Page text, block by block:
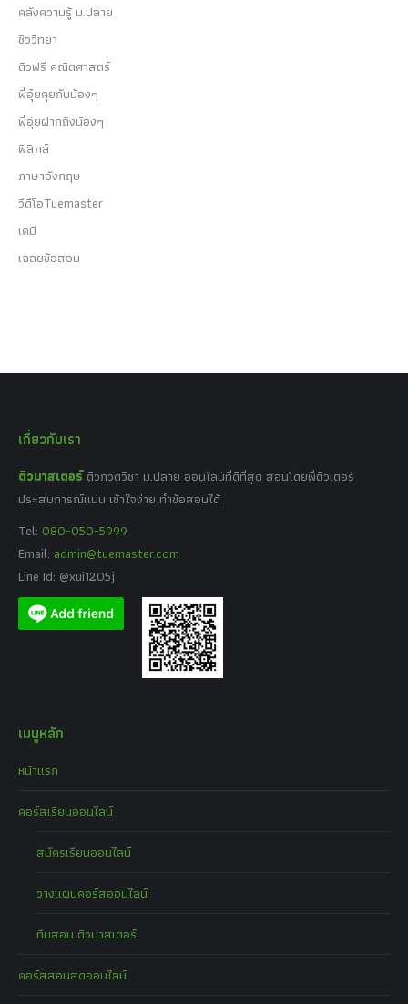
คลังความรู้ ม.ปลาย
ชีววิทยา
ติวฟรี คณิตศาสตร์
พี่อุ๋ยคุยกับน้องๆ
พี่อุ๋ยฝากถึงน้องๆ
ฟิสิกส์
ภาษาอังกฤษ
วีดีโอTuemaster
เคมี
เฉลยข้อสอบ
เกี่ยวกับเรา
ติวมาสเตอร์ ติวกวดวิชา ม.ปลาย ออนไลน์ที่ดีที่สุด สอนโดยพี่ติวเตอร์
ประสบการณ์แน่น เข้าใจง่าย ทำข้อสอบได้
Tel: 080-050-5999
Email: admin@tuemaster.com
Line Id: @xui1205j
เมนูหลัก
หน้าแรก
คอร์สเรียนออนไลน์
สมัครเรียนออนไลน์
วางแผนคอร์สออนไลน์
ทีมสอน ติวมาสเตอร์
คอร์สสอนสดออนไลน์